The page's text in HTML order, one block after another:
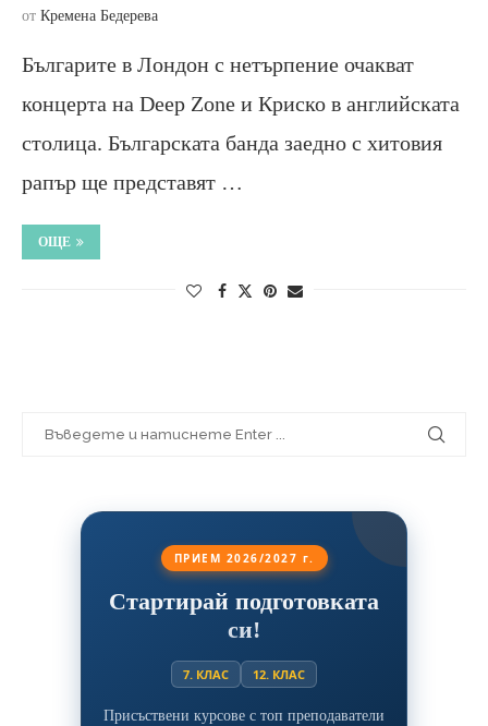
от Кремена Бедерева
Българите в Лондон с нетърпение очакват
концерта на Deep Zone и Криско в английската
столица. Българската банда заедно с хитовия
рапър ще представят …
ОЩЕ
ПРИЕМ 2026/2027 г.
Стартирай подготовката
си!
7. КЛАС 12. КЛАС
Присъствени курсове с топ преподаватели